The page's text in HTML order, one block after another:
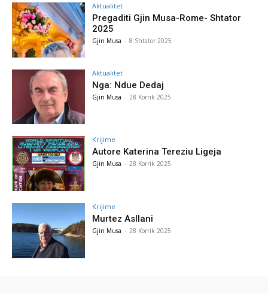
Aktualitet
Pregaditi Gjin Musa-Rome- Shtator
2025
Gjin Musa - 8 Shtator 2025
Aktualitet
Nga: Ndue Dedaj
Gjin Musa - 28 Korrik 2025
Krijime
Autore Katerina Tereziu Ligeja
Gjin Musa - 28 Korrik 2025
Krijime
Murtez Asllani
Gjin Musa - 28 Korrik 2025